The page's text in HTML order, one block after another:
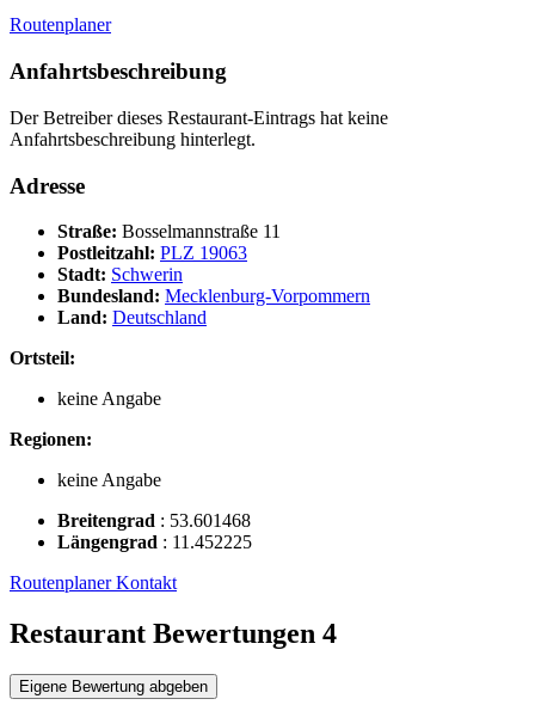
Routenplaner
Anfahrtsbeschreibung
Der Betreiber dieses Restaurant-Eintrags hat keine
Anfahrtsbeschreibung hinterlegt.
Adresse
Straße: Bosselmannstraße 11
Postleitzahl: PLZ 19063
Stadt: Schwerin
Bundesland: Mecklenburg-Vorpommern
Land: Deutschland
Ortsteil:
keine Angabe
Regionen:
keine Angabe
Breitengrad : 53.601468
Längengrad : 11.452225
RoutenplanerKontakt
Restaurant Bewertungen 4
Eigene Bewertung abgeben